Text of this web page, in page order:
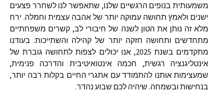
משמעותית בנופים הרגשיים שלנו, שתאפשר לנו לשחרר פצעים
ישנים ולאמץ תחושה עמוקה יותר של אהבה עצמית וחמלה. ירח
מלא זה נותן את הטון לשנה של חיבורי לב, קשרים משפחתיים
מתחדשים ותחושה חזקה יותר של קהילה והשתייכות. בעודנו
מתקדמים בשנת
אנו יכולים לצפות לתחושה גוברת של
אינטליגנציה רגשית, חכמה אינטואיטיבית והדרכה פנימית,
שמעצימות אותנו להתמודד עם אתגרי החיים בקלות רבה יותר,
בנחישות ובשמחה. שיהיה לכם שבוע נהדר.